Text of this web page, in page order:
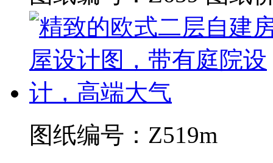
图纸编号：Z519m